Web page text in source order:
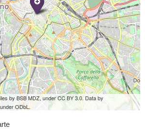
by BSB MDZ, under CC BY 3.0. Data by
ODbL.